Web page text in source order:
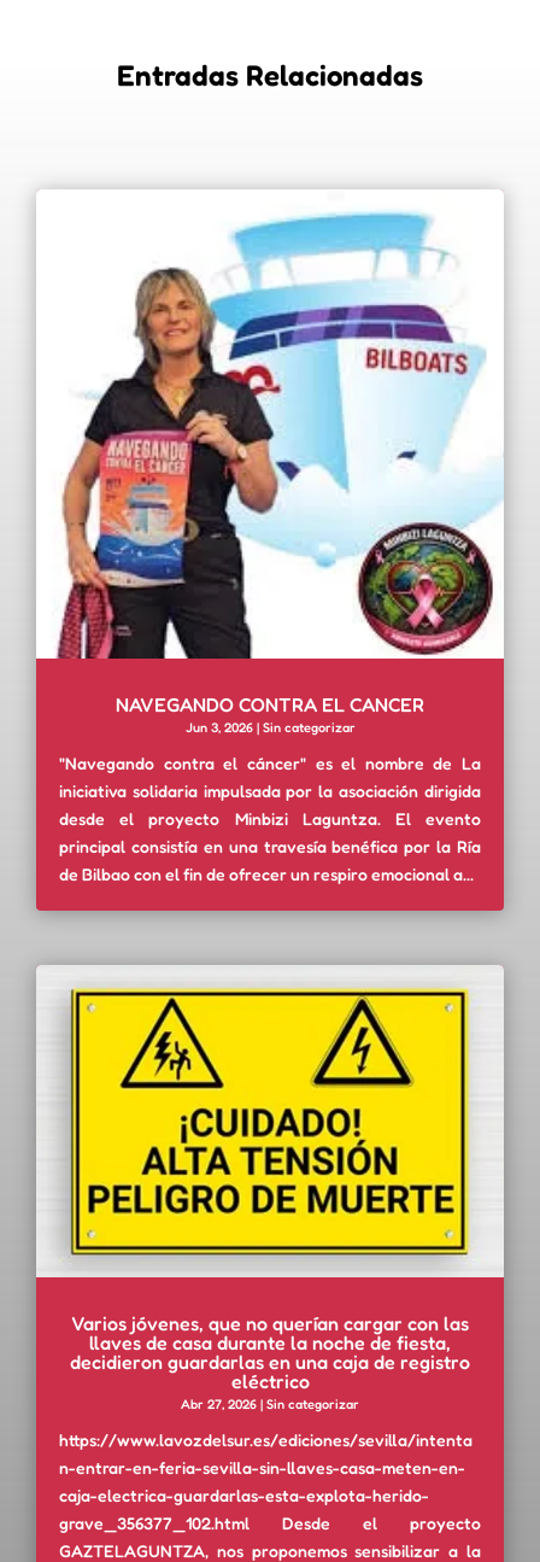
Entradas Relacionadas
NAVEGANDO CONTRA EL CANCER
Jun 3, 2026| Sin categorizar
"Navegando contra el cáncer" es el nombre de La
iniciativa solidaria impulsada por la asociación dirigida
desde el proyecto Minbizi Laguntza. El evento
principal consistía en una travesía benéfica por la Ría
de Bilbao con el fin de ofrecer un respiro emocional a...
Varios jóvenes, que no querían cargar con las
llaves de casa durante la noche de fiesta,
decidieron guardarlas en una caja de registro
eléctrico
Abr 27, 2026 | Sin categorizar
https://www.lavozdelsur.es/ediciones/sevilla/intenta
n-entrar-en-feria-sevilla-sin-llaves-casa-meten-en-
caja-electrica-guardarlas-esta-explota-herido-
grave_356377_102.html Desde el proyecto
GAZTELAGUNTZA, nos proponemos sensibilizar a la